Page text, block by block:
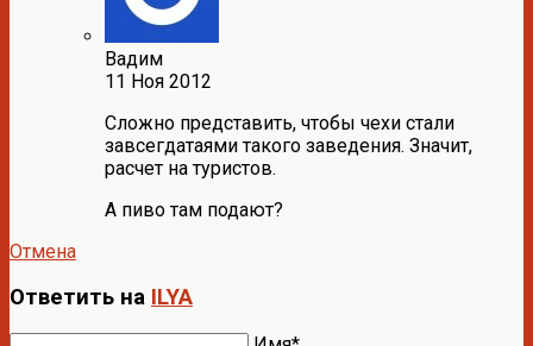
Вадим
11 Ноя 2012
Сложно представить, чтобы чехи стали
завсегдатаями такого заведения. Значит,
расчет на туристов.
А пиво там подают?
Отмена
Ответить на ILYA